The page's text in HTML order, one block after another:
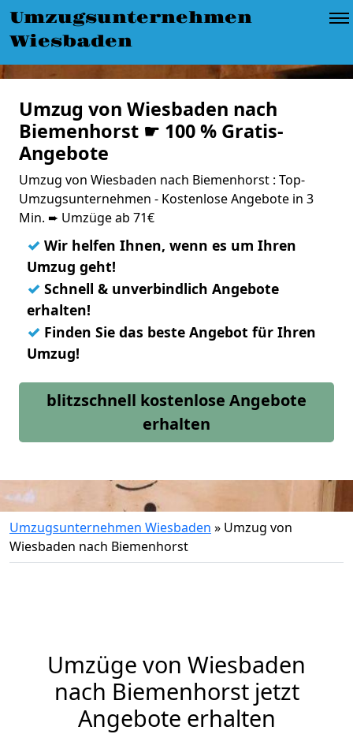
Umzugsunternehmen
Wiesbaden
Umzug von Wiesbaden nach
Biemenhorst ☛ 100 % Gratis-
Angebote
Umzug von Wiesbaden nach Biemenhorst : Top-
Umzugsunternehmen - Kostenlose Angebote in 3
Min. ➨ Umzüge ab 71€
✓ Wir helfen Ihnen, wenn es um Ihren
Umzug geht!
✓ Schnell & unverbindlich Angebote
erhalten!
✓ Finden Sie das beste Angebot für Ihren
Umzug!
blitzschnell kostenlose Angebote
erhalten
Umzugsunternehmen Wiesbaden » Umzug von
Wiesbaden nach Biemenhorst
Umzüge von Wiesbaden
nach Biemenhorst jetzt
Angebote erhalten